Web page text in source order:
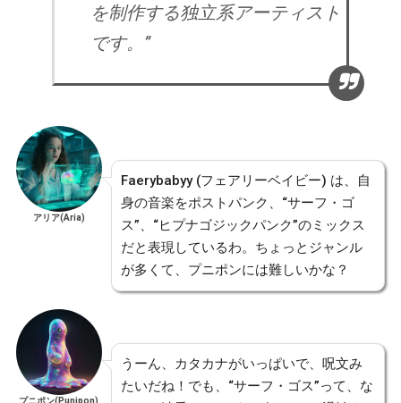
を制作する独立系アーティスト
です。”
アリア(Aria)
Faerybabyy (フェアリーベイビー) は、自
身の音楽をポストパンク、“サーフ・ゴ
ス”、“ヒプナゴジックパンク”のミックス
だと表現しているわ。ちょっとジャンル
が多くて、プニポンには難しいかな？
プニポン(Punipon)
うーん、カタカナがいっぱいで、呪文み
たいだね！でも、“サーフ・ゴス”って、な